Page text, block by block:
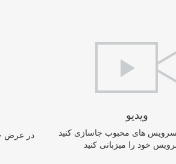
در عرض
ویدیو
سرویس های محبوب جاسازی کنید
خود را میزبانی کنید